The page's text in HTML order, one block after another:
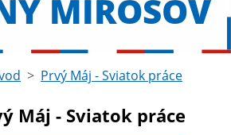
MIROŠOV
Prvý Máj - Sviatok práce
Máj - Sviatok práce